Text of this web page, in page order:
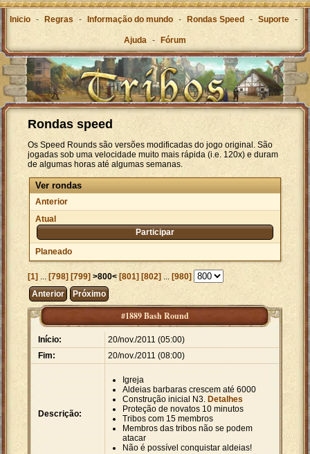
Inicio - Regras - Informação do mundo - Rondas Speed - Suporte -
Ajuda - Fórum
Rondas speed
Os Speed Rounds são versões modificadas do jogo original. São
jogadas sob uma velocidade muito mais rápida (i.e. 120x) e duram
de algumas horas até algumas semanas.
Ver rondas
Anterior
Atual
Participar
Planeado
[1]... [798] [799]>800< [801] [802] ... [980]
Anterior
Próximo
#1889 Bash Round
Início:
20/nov./2011 (05:00)
Fim:
20/nov./2011 (08:00)
Descrição:
Igreja
Aldeias barbaras crescem até 6000
Construção inicial N3. Detalhes
Proteção de novatos 10 minutos
Tribos com 15 membros
Membros das tribos não se podem
atacar
Não é possível conquistar aldeias!